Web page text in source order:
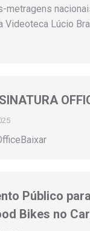
metragens
Videoteca Lúcio
Público
Bikes no